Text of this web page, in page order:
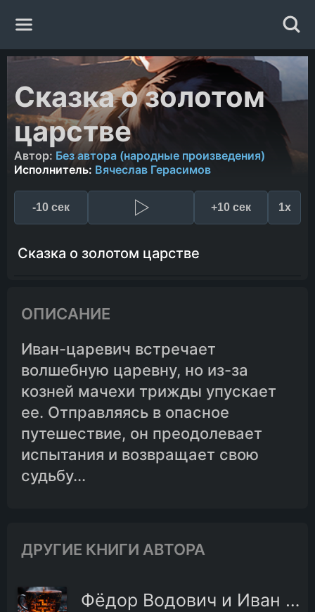
Главная
Жанры
Авторы
Исполнители
Сказка о золотом
царстве
Автор: Без автора (народные произведения)
Исполнитель: Вячеслав Герасимов
-10 сек +10 сек 1x
Сказка о золотом царстве
ОПИСАНИЕ
Иван-царевич встречает
волшебную царевну, но из-за
козней мачехи трижды упускает
ее. Отправляясь в опасное
путешествие, он преодолевает
испытания и возвращает свою
судьбу...
ДРУГИЕ КНИГИ АВТОРА
Фёдор Водович и Иван Водович